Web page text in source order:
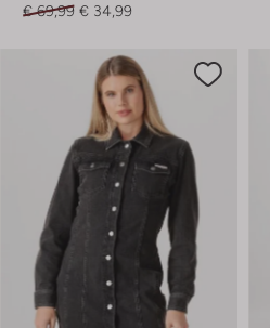
€ 69,99 € 34,99